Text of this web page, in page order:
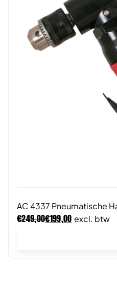
AC 4337 Pneumatische
€249,00€199,00 excl. btw